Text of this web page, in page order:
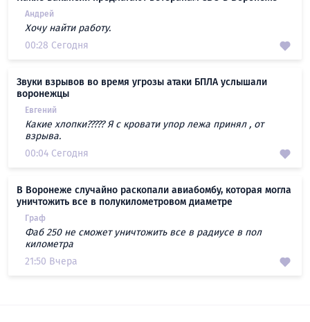
Андрей
Хочу найти работу.
00:28 Сегодня
Звуки взрывов во время угрозы атаки БПЛА услышали
воронежцы
Евгений
Какие хлопки????? Я с кровати упор лежа принял , от
взрыва.
00:04 Сегодня
В Воронеже случайно раскопали авиабомбу, которая могла
уничтожить все в полукилометровом диаметре
Граф
Фаб 250 не сможет уничтожить все в радиусе в пол
километра
21:50 Вчера